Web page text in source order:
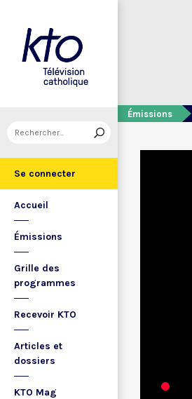
Se connecter
Accueil
Émissions
Grille des
programmes
Recevoir KTO
Articles et
dossiers
KTO Mag
Émissions